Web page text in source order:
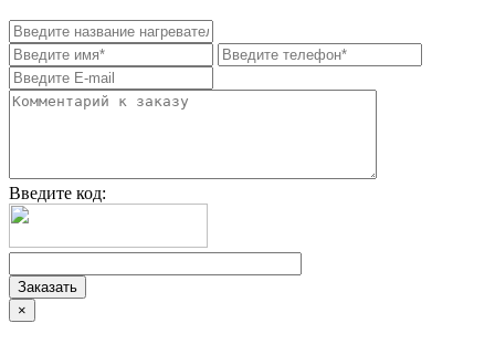
Введите код:
×